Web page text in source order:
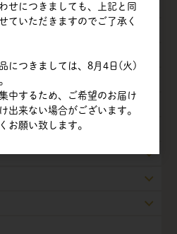
せにつきましても、上記と同
ていただきますのでご了承く
につきましては、8月4日(火)
中するため、ご希望のお届け
出来ない場合がございます。
お願い致します。